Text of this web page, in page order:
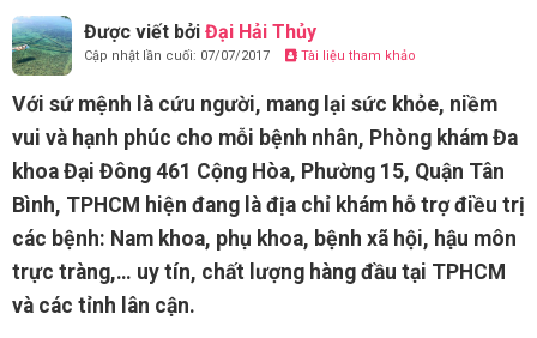
Được viết bởi Đại Hải Thủy
Cập nhật lần cuối: 07/07/2017 Tài liệu tham khảo
Với sứ mệnh là cứu người, mang lại sức khỏe, niềm
vui và hạnh phúc cho mỗi bệnh nhân, Phòng khám Đa
khoa Đại Đông 461 Cộng Hòa, Phường 15, Quận Tân
Bình, TPHCM hiện đang là địa chỉ khám hỗ trợ điều trị
các bệnh: Nam khoa, phụ khoa, bệnh xã hội, hậu môn
trực tràng,… uy tín, chất lượng hàng đầu tại TPHCM
và các tỉnh lân cận.